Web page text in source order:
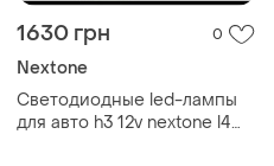
1630 грн 0
Nextone
Светодиодные led-лампы
для авто h3 12v nextone l4